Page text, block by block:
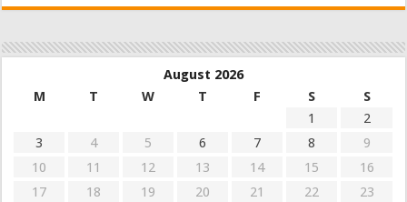
August 2026
M
T W T F S
S
1
2
3
4 5 6 7 8
9
10
11 12 13 14 15
16
17
18 19 20 21 22
23